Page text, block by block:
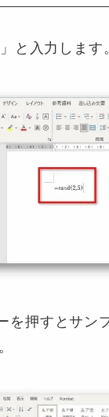
と入力します
押すとサン